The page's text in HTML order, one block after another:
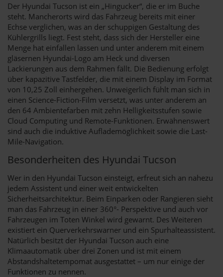
Der Hyundai Tucson ist ein „Hingucker“, die er im Buche
steht. Mancherorts wird das Fahrzeug bereits mit einer
Echse verglichen, was an der schuppigen Gestaltung des
Kühlergrills liegt. Fest steht, dass sich der Hersteller eine
Menge hat einfallen lassen und unter anderem mit einem
gläsernen Hyundai-Logo am Heck und diversen
Lackierungen aus dem Rahmen fällt. Die Bedienung erfolgt
über kapazitive Tastfelder, die mit einem Display im Format
von 10,25 Zoll einhergehen. Unweigerlich fühlt man sich in
einen Science-Fiction-Film versetzt, was unter anderem an
den 64 Ambientefarben mit zehn Helligkeitsstufen sowie
Cloud Computing und Remote-Funktionen. Erwähnenswert
sind auch die induktive Auflademöglichkeit sowie die Last-
Mile-Navigation.
Besonderheiten des Hyundai Tucson
Wer in den Hyundai Tucson einsteigt, erfreut sich an nahezu
jedem Assistent und einer weit entwickelten
Sicherheitsarchitektur. Beim Einparken oder Rangieren sieht
man das Fahrzeug in einer 360°- Perspektive und auch vor
Fahrzeugen im Toten Winkel wird gewarnt. Des Weiteren
existiert ein Querverkehrswarner und ein Spurhalteassistent.
Natürlich besitzt der Hyundai Tucson auch eine
Klimaautomatik über drei Zonen und ist mit einem
Abstandshaltetempomat ausgestattet – um nur einige der
Funktionen zu nennen.